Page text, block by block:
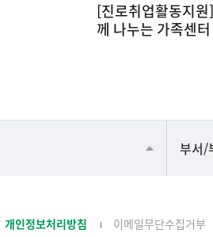
[아동미술,보육실습] 빙글빙글 바람개
비와 재미있게 놀아요~!
부서/
교무
개인정보처리방침 이메일무단수집거부